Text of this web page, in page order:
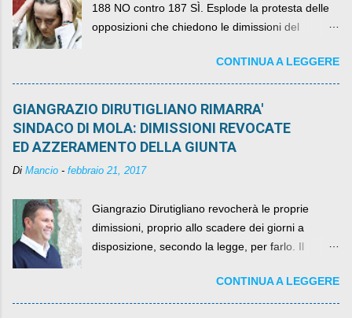
188 NO contro 187 SÌ. Esplode la protesta delle
opposizioni che chiedono le dimissioni del
CONTINUA A LEGGERE
GIANGRAZIO DIRUTIGLIANO RIMARRA'
SINDACO DI MOLA: DIMISSIONI REVOCATE
ED AZZERAMENTO DELLA GIUNTA
Di Mancio - febbraio 21, 2017
Giangrazio Dirutigliano revocherà le proprie
dimissioni, proprio allo scadere dei giorni a
disposizione, secondo la legge, per farlo. Il
quelli che si auspicavano il contrario.CONTINUA A LEGGERE